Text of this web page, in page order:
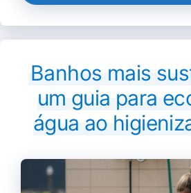
Banhos mais
um guia para
água ao